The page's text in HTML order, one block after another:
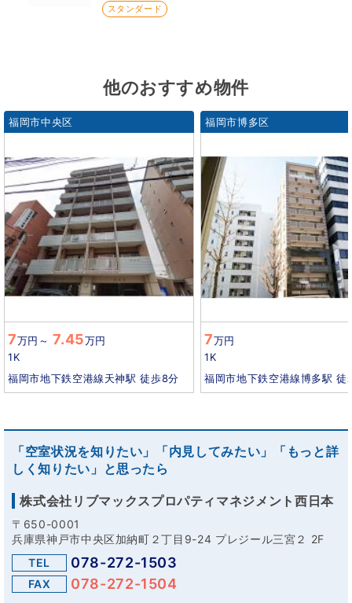
スタンダード
他のおすすめ物件
福岡市中央区
7万円 ～ 7.45万円
1K
福岡市地下鉄空港線天神駅 徒歩8分
福岡市博多区
7万円
1K
福岡市地下鉄空港線博多駅 徒
「空室状況を知りたい」「内見してみたい」「もっと詳
しく知りたい」と思ったら
株式会社リブマックスプロパティマネジメント西日本
〒650-0001
兵庫県神戸市中央区加納町２丁目9-24 プレジール三宮２ 2F
TEL
078-272-1503
FAX 078-272-1504